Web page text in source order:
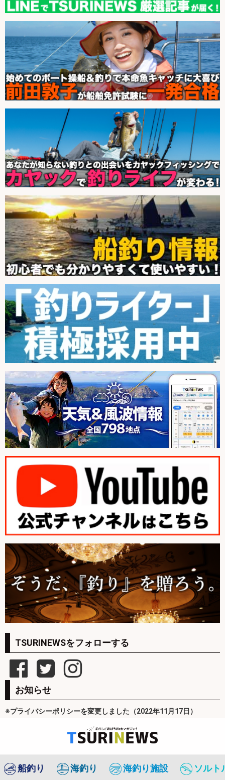
TSURINEWSをフォローする
お知らせ
※プライバシーポリシーを変更しました（2022年11月17日）
船釣り 海釣り 海釣り施設 ソルト